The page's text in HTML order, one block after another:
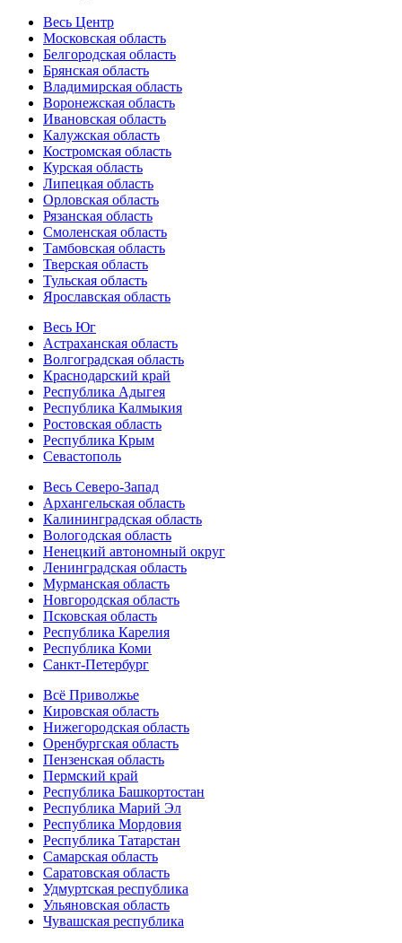
Весь Центр
Московская область
Белгородская область
Брянская область
Владимирская область
Воронежская область
Ивановская область
Калужская область
Костромская область
Курская область
Липецкая область
Орловская область
Рязанская область
Смоленская область
Тамбовская область
Тверская область
Тульская область
Ярославская область
Весь Юг
Астраханская область
Волгоградская область
Краснодарский край
Республика Адыгея
Республика Калмыкия
Ростовская область
Республика Крым
Севастополь
Весь Северо-Запад
Архангельская область
Калининградская область
Вологодская область
Ненецкий автономный округ
Ленинградская область
Мурманская область
Новгородская область
Псковская область
Республика Карелия
Республика Коми
Санкт-Петербург
Всё Приволжье
Кировская область
Нижегородская область
Оренбургская область
Пензенская область
Пермский край
Республика Башкортостан
Республика Марий Эл
Республика Мордовия
Республика Татарстан
Самарская область
Саратовская область
Удмуртская республика
Ульяновская область
Чувашская республика